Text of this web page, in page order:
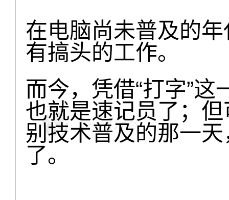
在电脑尚未普及的
有搞头的工作。
而今，凭借“打字”
也就是速记员了；
别技术普及的那一
了。